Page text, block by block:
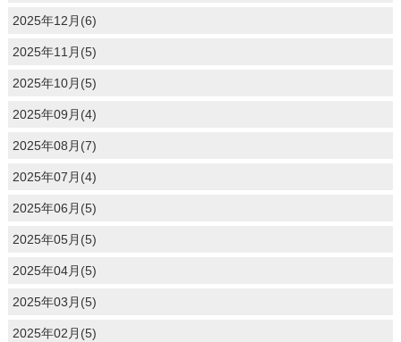
2025年12月(6)
2025年11月(5)
2025年10月(5)
2025年09月(4)
2025年08月(7)
2025年07月(4)
2025年06月(5)
2025年05月(5)
2025年04月(5)
2025年03月(5)
2025年02月(5)